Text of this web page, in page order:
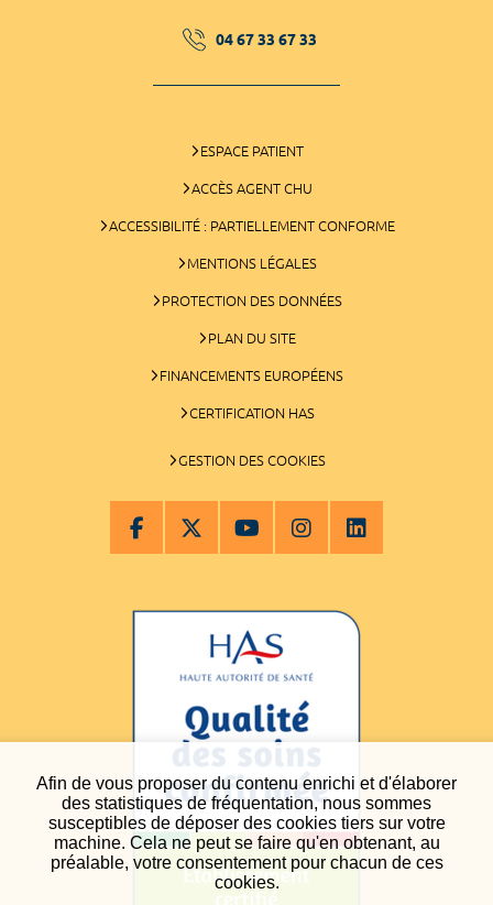
Afin de vous proposer du contenu enrichi et d'élaborer
des statistiques de fréquentation, nous sommes
susceptibles de déposer des cookies tiers sur votre
machine. Cela ne peut se faire qu'en obtenant, au
préalable, votre consentement pour chacun de ces
cookies.
04 67 33 67 33
ESPACE PATIENT
ACCÈS AGENT CHU
ACCESSIBILITÉ : PARTIELLEMENT CONFORME
MENTIONS LÉGALES
PROTECTION DES DONNÉES
PLAN DU SITE
FINANCEMENTS EUROPÉENS
CERTIFICATION HAS
GESTION DES COOKIES